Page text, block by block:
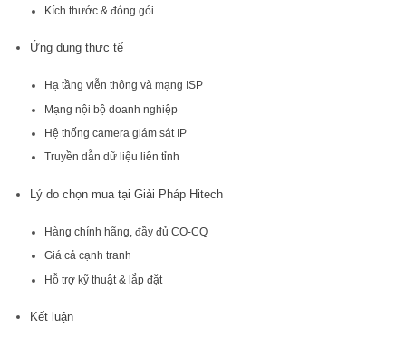
Kích thước & đóng gói
Ứng dụng thực tế
Hạ tầng viễn thông và mạng ISP
Mạng nội bộ doanh nghiệp
Hệ thống camera giám sát IP
Truyền dẫn dữ liệu liên tỉnh
Lý do chọn mua tại Giải Pháp Hitech
Hàng chính hãng, đầy đủ CO-CQ
Giá cả cạnh tranh
Hỗ trợ kỹ thuật & lắp đặt
Kết luận